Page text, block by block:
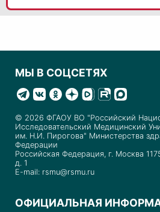
МЫ В СОЦСЕТЯХ
© 2026 ФГАОУ ВО "Российский
Исследовательский Медицинский
им. Н.И. Пирогова" Министерства
Федерации
Российская Федерация, г. Москва
д. 1
E-mail: rsmu@rsmu.ru
ОФИЦИАЛЬНАЯ